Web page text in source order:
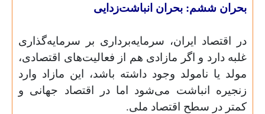
بحران ششم: بحران انباشت‌زدایی
در اقتصاد ایران، سرمایه‌برداری بر سرمایه‌گذاری
غلبه دارد و اگر مازادی هم از فعالیت‌های اقتصادی،
مولد یا نامولد وجود داشته باشد، این مازاد وارد
زنجیره انباشت می‌شود اما در اقتصاد جهانی و
کمتر در سطح اقتصاد ملی.